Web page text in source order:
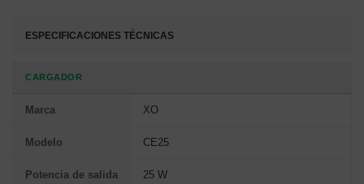
ESPECIFICACIONES TÉCNICAS
CARGADOR
Marca XO
Modelo CE25
Potencia de salida 25 W